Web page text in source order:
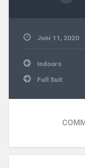
Juni 11, 2020
Beitragsnavigation
Indoors
Full Suit